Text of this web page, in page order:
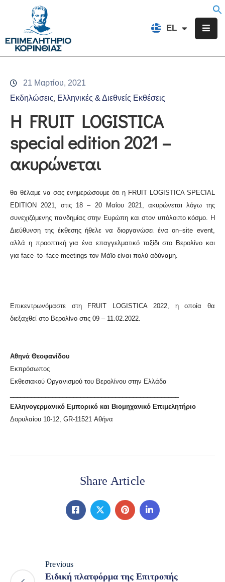
EL
FR
Επιμελητήριο
Υπηρεσίες
Προγράμματα
Εκδηλώσεις
21 Μαρτίου, 2021
Εκδηλώσεις Ελληνικές & Διεθνείς Εκθέσεις
H FRUIT LOGISTICA
special edition 2021 –
ακυρώνεται
θα θέλαμε να σας ενημερώσουμε ότι η FRUIT LOGISTICA SPECIAL
EDITION 2021, στις 18 – 20 Mαΐου 2021, ακυρώνεται λόγω της
συνεχιζόμενης πανδημίας στην Ευρώπη και στον υπόλοιπο κόσμο. Η
Διεύθυνση της έκθεσης ήθελε να διοργανώσει έναon–site event
αλλά η προοπτική για ένα επαγγελματικό ταξίδι στο Βερολίνο και
για face–to–face meetings τον Μάϊο είναι πολύ αδύναμη.
Επικεντρωνόμαστε στη FRUIT LOGISTICA2022, η οποία θα
διεξαχθεί στο Βερολίνο στις 09 – 11.02.2022.
Αθηνά Θεοφανίδου
Εκπρόσωπος
Εκθεσιακού Οργανισμού του Βερολίνου στην Ελλάδα
Ελληνογερμανικό Εμπορικό και Βιομηχανικό Επιμελητήριο
Δορυλαίου 10-12, GR-11521 Αθήνα
Share Article
Previous
Ειδική πλατφόρμα της Επιτροπής